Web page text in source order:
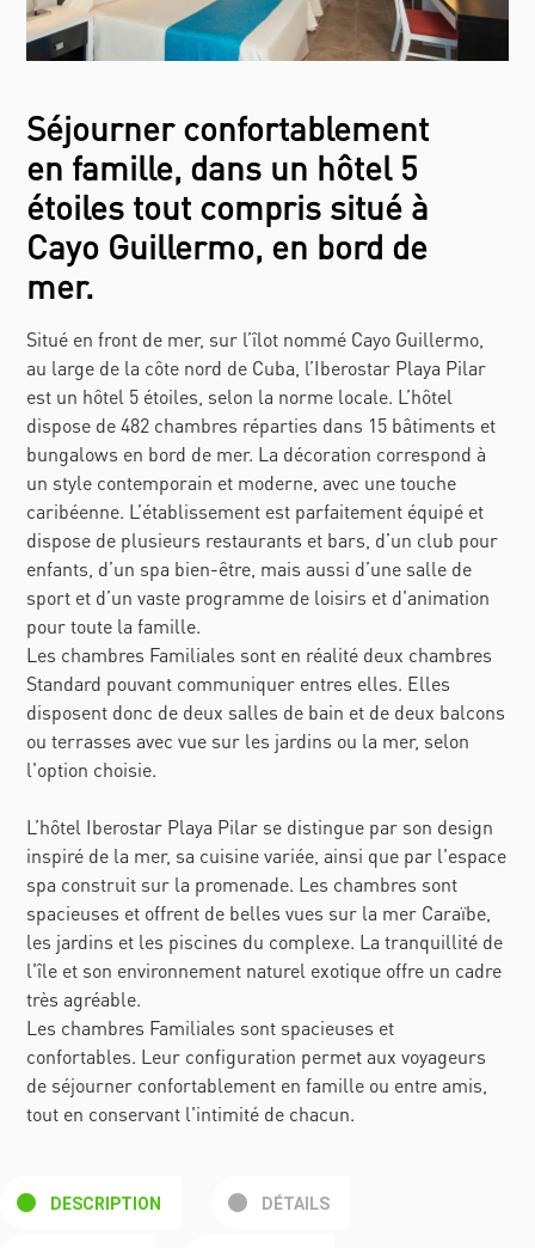
Séjourner confortablement
en famille, dans un hôtel 5
étoiles tout compris situé à
Cayo Guillermo, en bord de
mer.
Situé en front de mer, sur l’îlot nommé Cayo Guillermo,
au large de la côte nord de Cuba, l’Iberostar Playa Pilar
est un hôtel 5 étoiles, selon la norme locale. L’hôtel
dispose de 482 chambres réparties dans 15 bâtiments et
bungalows en bord de mer. La décoration correspond à
un style contemporain et moderne, avec une touche
caribéenne. L’établissement est parfaitement équipé et
dispose de plusieurs restaurants et bars, d’un club pour
enfants, d’un spa bien-être, mais aussi d’une salle de
sport et d’un vaste programme de loisirs et d'animation
pour toute la famille.
Les chambres Familiales sont en réalité deux chambres
Standard pouvant communiquer entres elles. Elles
disposent donc de deux salles de bain et de deux balcons
ou terrasses avec vue sur les jardins ou la mer, selon
l'option choisie.
L’hôtel Iberostar Playa Pilar se distingue par son design
inspiré de la mer, sa cuisine variée, ainsi que par l'espace
spa construit sur la promenade. Les chambres sont
spacieuses et offrent de belles vues sur la mer Caraïbe,
les jardins et les piscines du complexe. La tranquillité de
l'île et son environnement naturel exotique offre un cadre
très agréable.
Les chambres Familiales sont spacieuses et
confortables. Leur configuration permet aux voyageurs
de séjourner confortablement en famille ou entre amis,
tout en conservant l'intimité de chacun.
DESCRIPTION DÉTAILS